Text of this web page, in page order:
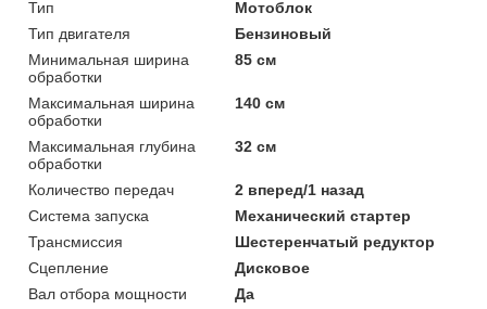
Тип
Мотоблок
Тип двигателя
Бензиновый
Минимальная ширина
обработки
85 см
Максимальная ширина
обработки
140 см
Максимальная глубина
обработки
32 см
Количество передач
2 вперед/1 назад
Система запуска
Механический стартер
Трансмиссия
Шестеренчатый редуктор
Сцепление
Дисковое
Вал отбора мощности
Да